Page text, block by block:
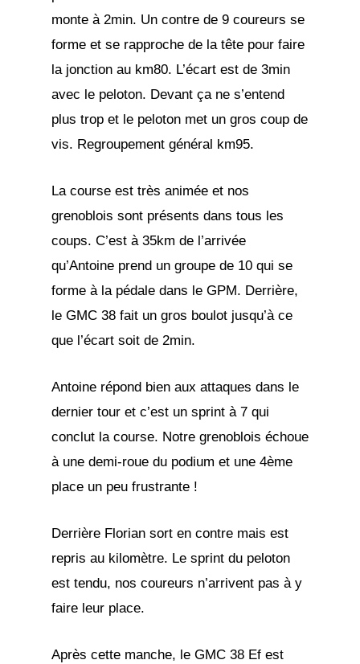
monte à 2min. Un contre de 9 coureurs se
forme et se rapproche de la tête pour faire
la jonction au km80. L’écart est de 3min
avec le peloton. Devant ça ne s’entend
plus trop et le peloton met un gros coup de
vis. Regroupement général km95.
La course est très animée et nos
grenoblois sont présents dans tous les
coups. C’est à 35km de l’arrivée
qu’Antoine prend un groupe de 10 qui se
forme à la pédale dans le GPM. Derrière,
le GMC 38 fait un gros boulot jusqu’à ce
que l’écart soit de 2min.
Antoine répond bien aux attaques dans le
dernier tour et c’est un sprint à 7 qui
conclut la course. Notre grenoblois échoue
à une demi-roue du podium et une 4ème
place un peu frustrante !
Derrière Florian sort en contre mais est
repris au kilomètre. Le sprint du peloton
est tendu, nos coureurs n’arrivent pas à y
faire leur place.
Après cette manche, le GMC 38 Ef est